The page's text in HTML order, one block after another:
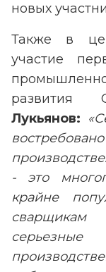
новых
Также в
участие
развития
Лукьянов:
- это
крайне
сварщикам
серьезные